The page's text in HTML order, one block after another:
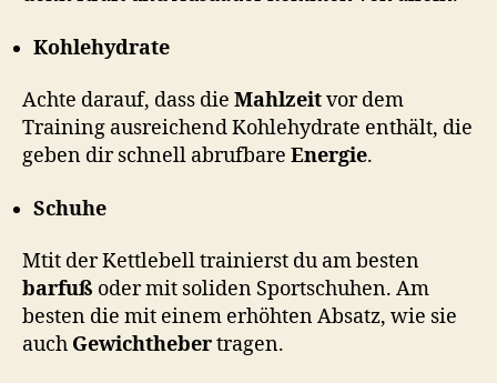
Kohlehydrate
Achte darauf, dass die Mahlzeitvor dem
Training ausreichend Kohlehydrate enthält, die
geben dir schnell abrufbare Energie.
Schuhe
Mtit der Kettlebell trainierst du am besten
barfuß oder mit soliden Sportschuhen. Am
besten die mit einem erhöhten Absatz, wie sie
auch Gewichthebertragen.